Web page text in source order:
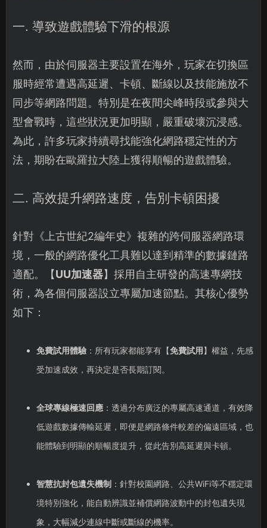
一. 導致遊戲體驗下滑的根源
然而，由於伺服器主要設置在海外，玩家在切換區
服時經常遭遇高延遲、卡頓、斷線以及技能施放不
同步等網路問題。特別是在夜間尖峰時段或參與大
型會戰時，這些狀況更加明顯，嚴重破壞沉浸感。
為此，許多玩家持續尋找能強化網路穩定性的方
法，期盼在歐羅拉大陸上獲得順暢的遊戲體驗。
二. 高效提升網路速度，告別卡頓困擾
針對《上古世紀2編年史》複雜的跨伺服器網路環
境，一般的網路優化工具難以達到精準的數據鏈路
適配。【UU加速器】採用自主研發的高速專網技
術，為各個伺服器設立專屬加速節點。其核心優勢
如下：
免費試用體驗：所有玩家都能享有【免費試用 】權益，先感
受加速成效，再決定是否長期訂閱。
全球專線極速回應：透過分布廣泛的專屬高速通道，有效降
低遊戲數據傳輸延遲，即便是網路條件較差的偏遠區域，也
能體驗到明顯的順暢度提升，從此告別高延遲與卡頓。
智慧抗封包遺失機制 ：針對校園網路、公共WiFi等不穩定環
境特別強化，能自動辨識並補償網路波動中的封包遺失現
象，大幅減少連線中斷或斷線的機率。